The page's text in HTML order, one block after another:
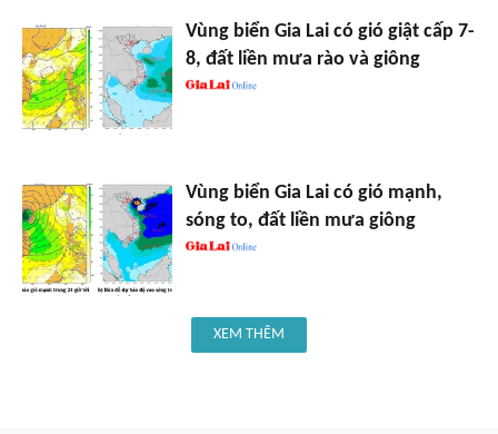
Vùng biển Gia Lai có gió giật cấp 7-
8, đất liền mưa rào và giông
Vùng biển Gia Lai có gió mạnh,
sóng to, đất liền mưa giông
XEM THÊM